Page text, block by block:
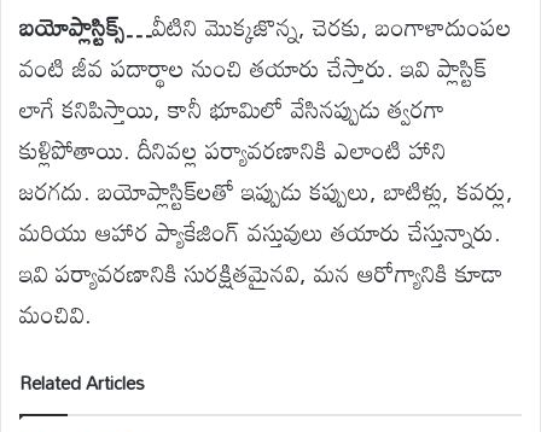
బయోప్లాస్టిక్స్…వీటిని మొక్కజొన్న, చెరకు, బంగాళాదుంపల
వంటి జీవ పదార్థాల నుంచి తయారు చేస్తారు. ఇవి ప్లాస్టిక్
లాగే కనిపిస్తాయి, కానీ భూమిలో వేసినప్పుడు త్వరగా
కుళ్లిపోతాయి. దీనివల్ల పర్యావరణానికి ఎలాంటి హాని
జరగదు. బయోప్లాస్టిక్‌లతో ఇప్పుడు కప్పులు, బాటిళ్లు, కవర్లు,
మరియు ఆహార ప్యాకేజింగ్ వస్తువులు తయారు చేస్తున్నారు.
ఇవి పర్యావరణానికి సురక్షితమైనవి, మన ఆరోగ్యానికి కూడా
మంచివి.
Related Articles